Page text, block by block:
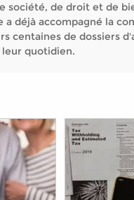
société, de droit et de
a déjà accompagné la
centaines de dossiers
quotidien.